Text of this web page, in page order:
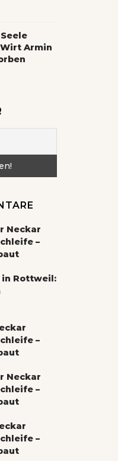
Armin
Neckar
–
in Rottweil:
–
Neckar
–
–